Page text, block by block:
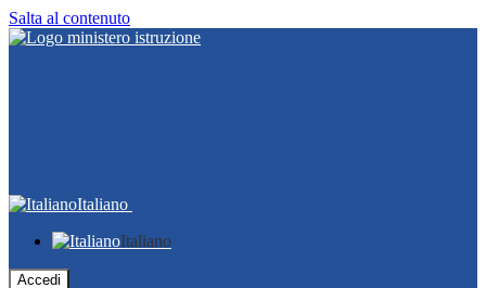
Salta al contenuto
Italiano
Italiano
Accedi